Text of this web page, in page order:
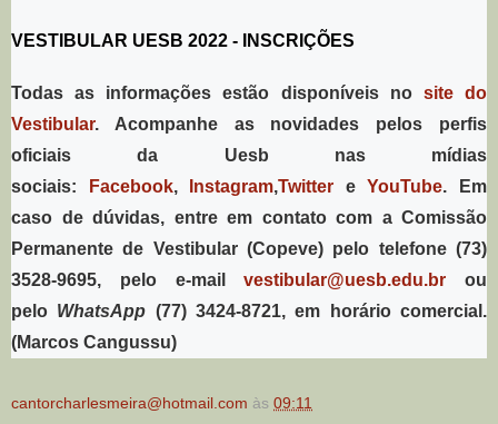
VESTIBULAR UESB 2022 - INSCRIÇÕES
Todas as informações estão disponíveis no site do
Vestibular. Acompanhe as novidades pelos perfis
oficiais da Uesb nas mídias
sociais:
Facebook, Instagram,Twitter eYouTube. Em
caso de dúvidas, entre em contato com a Comissão
Permanente de Vestibular (Copeve) pelo telefone (73)
3528-9695, pelo e-mailvestibular@uesb.edu.br ou
pelo WhatsApp (77) 3424-8721, em horário comercial.
(Marcos Cangussu)
cantorcharlesmeira@hotmail.com às 09:11